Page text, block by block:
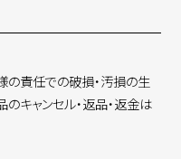
責任での破損・汚損の生
キャンセル・返品・返金は